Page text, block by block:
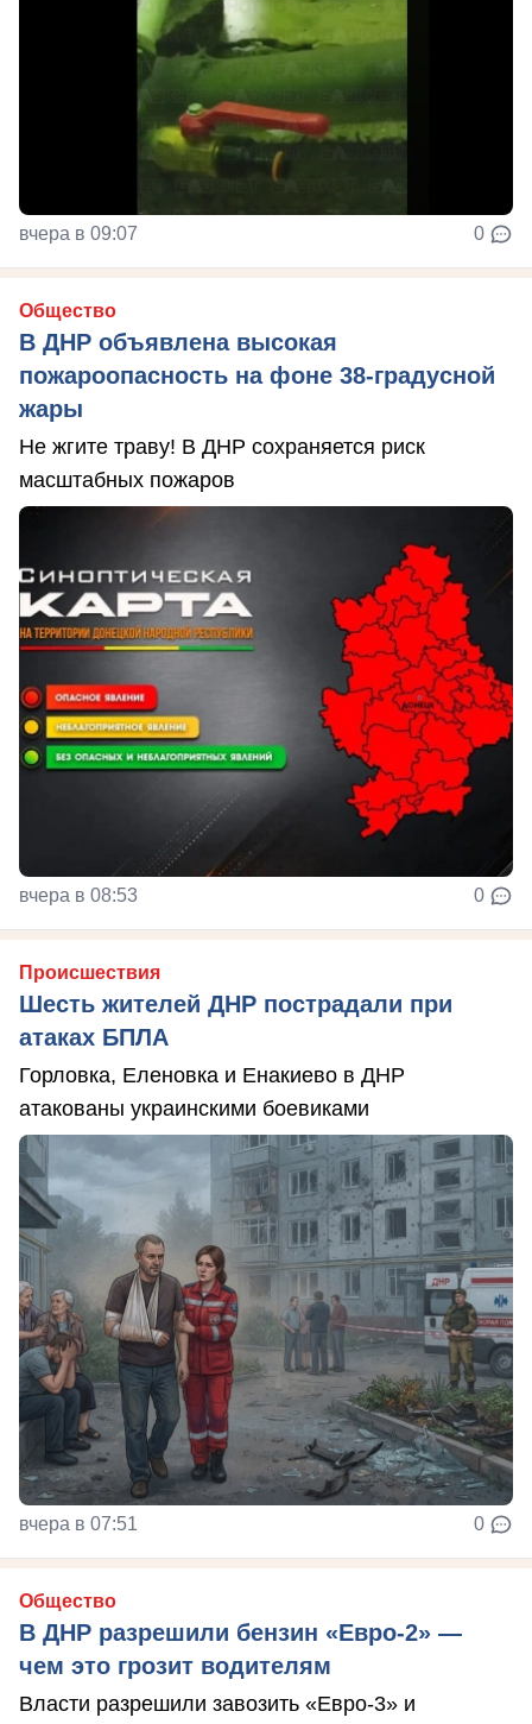
вчера в 09:07 0
Общество
В ДНР объявлена высокая
пожароопасность на фоне 38-градусной
жары
Не жгите траву! В ДНР сохраняется риск
масштабных пожаров
вчера в 08:53 0
Происшествия
Шесть жителей ДНР пострадали при
атаках БПЛА
Горловка, Еленовка и Енакиево в ДНР
атакованы украинскими боевиками
вчера в 07:51 0
Общество
В ДНР разрешили бензин «Евро-2» —
чем это грозит водителям
Власти разрешили завозить «Евро-3» и